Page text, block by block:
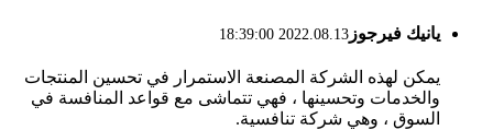
يانيك فيرجوز 2022.08.13 18:39:00
يمكن لهذه الشركة المصنعة الاستمرار في تحسين المنتجات
والخدمات وتحسينها ، فهي تتماشى مع قواعد المنافسة في
السوق ، وهي شركة تنافسية.